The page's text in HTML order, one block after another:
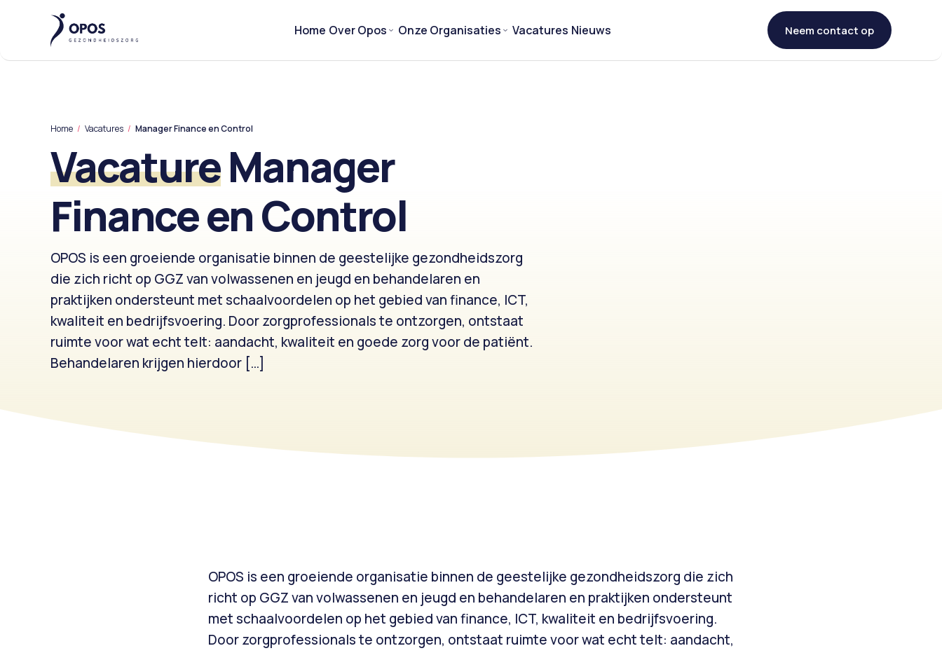
Home Over Opos Onze Organisaties Vacatures Nieuws Neem contact op
Home / Vacatures / Manager Finance en Control
VacatureManager
Finance en Control
OPOS is een groeiende organisatie binnen de geestelijke gezondheidszorg
die zich richt op GGZ van volwassenen en jeugd en behandelaren en
praktijken ondersteunt met schaalvoordelen op het gebied van finance, ICT,
kwaliteit en bedrijfsvoering. Door zorgprofessionals te ontzorgen, ontstaat
ruimte voor wat echt telt: aandacht, kwaliteit en goede zorg voor de patiënt.
Behandelaren krijgen hierdoor […]
OPOS is een groeiende organisatie binnen de geestelijke gezondheidszorg die zich
richt op GGZ van volwassenen en jeugd en behandelaren en praktijken ondersteunt
met schaalvoordelen op het gebied van finance, ICT, kwaliteit en bedrijfsvoering.
Door zorgprofessionals te ontzorgen, ontstaat ruimte voor wat echt telt: aandacht,